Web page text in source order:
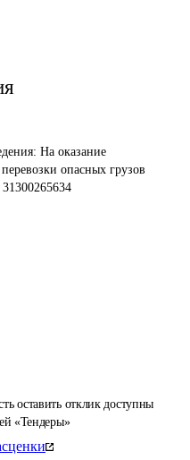
оставить отклик доступны
«Тендеры»
На оказание
опасных грузов
31300265634